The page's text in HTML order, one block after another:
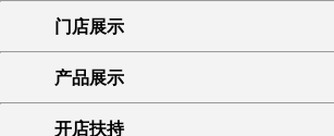
门店展示
产品展示
开店扶持